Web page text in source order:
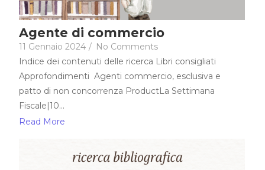
Agente di commercio
11 Gennaio 2024 / No Comments
Indice dei contenuti delle ricerca Libri consigliati
Approfondimenti Agenti commercio, esclusiva e
patto di non concorrenza ProductLa Settimana
Fiscale|10...
Read More